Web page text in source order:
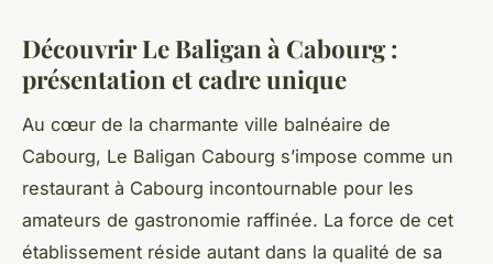
Découvrir Le Baligan à Cabourg :
présentation et cadre unique
Au cœur de la charmante ville balnéaire de
Cabourg, Le Baligan Cabourg s’impose comme un
restaurant à Cabourg incontournable pour les
amateurs de gastronomie raffinée. La force de cet
établissement réside autant dans la qualité de sa